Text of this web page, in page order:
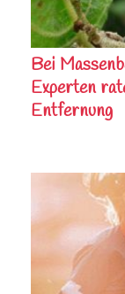
Bei
Experten
Entfernung